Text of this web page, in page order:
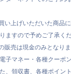
い上げいただいた商品
ますので予めご了承くだ
販売は現金のみとなり
子マネー・各種クーポ
、領収書、各種ポイン